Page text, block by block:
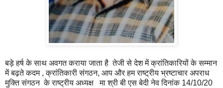
बड़े हर्ष के साथ अवगत कराया जाता है तेजी से देश में क्रांतिकारियों के सम्मान
में बढ़ते कदम , क्रांतिकारी संगठन, आप और हम राष्ट्रीय भ्रष्टाचार अपराध
मुक्ति संगठन के राष्ट्रीय अध्यक्ष मा श्री बी एस बेदी नेव दिनांक 14/10/20